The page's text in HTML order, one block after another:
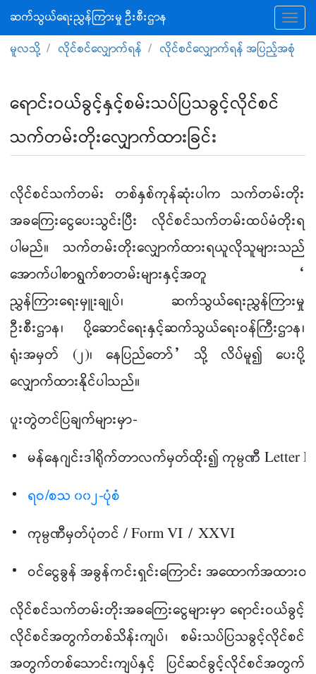
ဆက်သွယ်ရေးညွှန်ကြားမှု ဦးစီးဌာန
မူလသို့
လိုင်စင်လျှောက်ရန် လိုင်စင်လျှောက်ရန် အပြည့်အစုံ
ရောင်းဝယ်ခွင့်နှင့်စမ်းသပ်ပြသခွင့်လိုင်စင်
သက်တမ်းတိုးလျှောက်ထားခြင်း
လိုင်စင်သက်တမ်း တစ်နှစ်ကုန်ဆုံးပါက သက်တမ်းတိုး
အခကြေးငွေပေးသွင်းပြီး လိုင်စင်သက်တမ်းထပ်မံတိုးရ
ပါမည်။ သက်တမ်းတိုးလျှောက်ထားရယူလိုသူများသည်
အောက်ပါစာရွက်စာတမ်းများနှင့်အတူ “
ညွှန်ကြားရေးမှူးချုပ်၊ ဆက်သွယ်ရေးညွှန်ကြားမှု
ဦးစီးဌာန၊ ပို့ဆောင်ရေးနှင့်ဆက်သွယ်ရေးဝန်ကြီးဌာန၊
ရုံးအမှတ် (၂)၊ နေပြည်တော်” သို့ လိပ်မူ၍ ပေးပို့
လျှောက်ထားနိုင်ပါသည်။
ပူးတွဲတင်ပြချက်များမှာ-
မန်နေဂျင်းဒါရိုက်တာလက်မှတ်ထိုး၍ ကုမ္ပဏီ Letter
ရဝ/စသ ၀၀၂-ပုံစံ
ကုမ္ပဏီမှတ်ပုံတင် / Form VI / XXVI
ဝင်ငွေခွန် အခွန်ကင်းရှင်းကြောင်း အထောက်အထားတို့
လိုင်စင်သက်တမ်းတိုးအခကြေးငွေများမှာ ရောင်းဝယ်ခွင့်
လိုင်စင်အတွက်တစ်သိန်းကျပ်၊ စမ်းသပ်ပြသခွင့်လိုင်စင်
အတွက်တစ်သောင်းကျပ်နှင့် ပြင်ဆင်ခွင့်လိုင်စင်အတွက်